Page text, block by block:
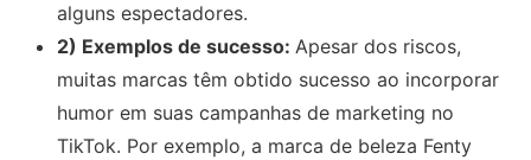
alguns espectadores.
2) Exemplos de sucesso: Apesar dos riscos,
muitas marcas têm obtido sucesso ao incorporar
humor em suas campanhas de marketing no
TikTok. Por exemplo, a marca de beleza Fenty